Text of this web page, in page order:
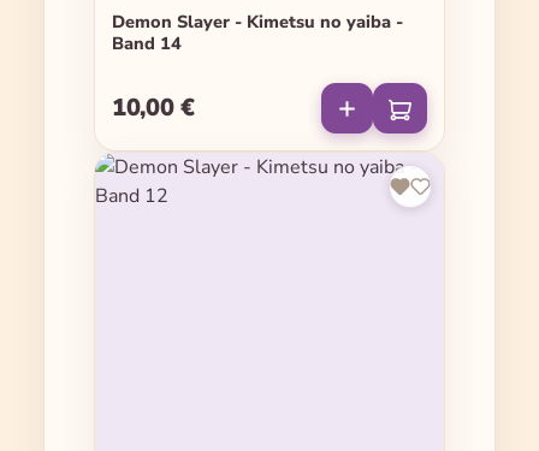
Demon Slayer - Kimetsu no yaiba -
Band 14
Regulärer Preis:
10,00 €